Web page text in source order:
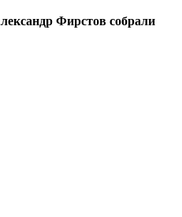
Фирстов собрали